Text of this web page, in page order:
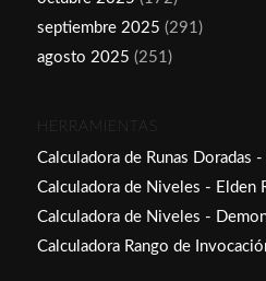
septiembre 2025 (291)
agosto 2025 (251)
HERRAMIENTAS
Calculadora de Runas Doradas
Calculadora de Niveles - Elden
Calculadora de Niveles -
Calculadora Rango de